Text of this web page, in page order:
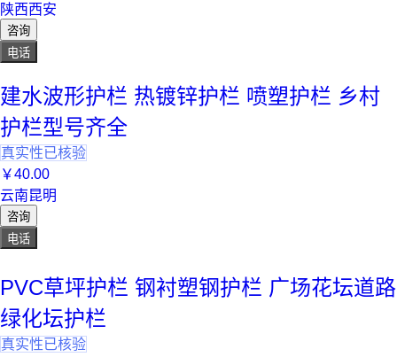
陕西西安
咨询
电话
建水波形护栏 热镀锌护栏 喷塑护栏 乡村
护栏型号齐全
真实性已核验
￥40.00
云南昆明
咨询
电话
PVC草坪护栏 钢衬塑钢护栏 广场花坛道路
绿化坛护栏
真实性已核验